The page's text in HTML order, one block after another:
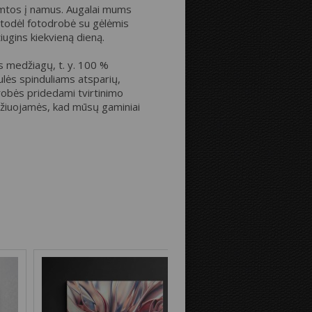
Atstumas iki kraštų:
Drobės krašteliai:
į namus. Augalai mums
fotodrobė su gėlėmis
kiekvieną dieną.
medžiagų, t. y. 100 %
spinduliams atsparių,
pridedami tvirtinimo
kad mūsų gaminiai